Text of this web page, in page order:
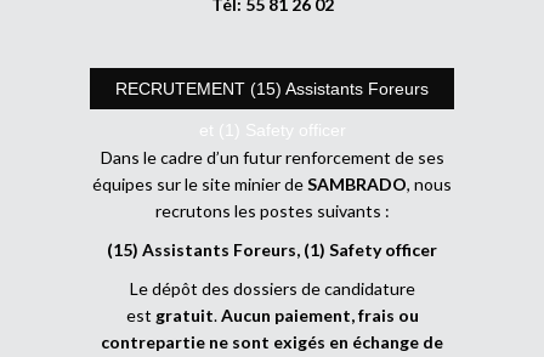
RECRUTEMENT (15) Assistants Foreurs
et (1) Safety officer
Dans le cadre d’un futur renforcement de ses
équipes sur le site minier deSAMBRADO, nous
recrutons les postes suivants :
(15) Assistants Foreurs, (1) Safety officer
Le dépôt des dossiers de candidature
est gratuit.Aucun paiement, frais ou
contrepartie ne sont exigés en échange de